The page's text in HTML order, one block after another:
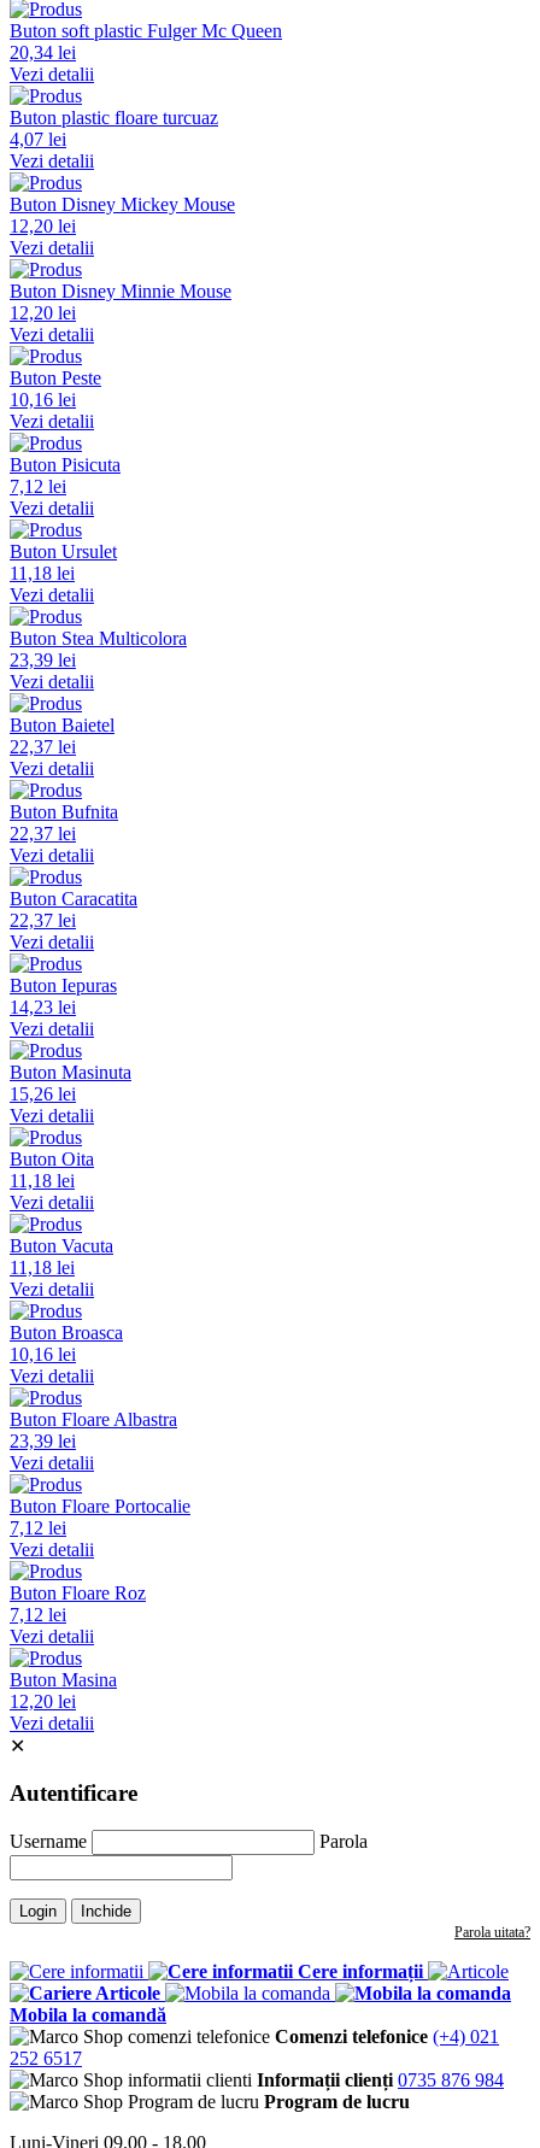
Buton soft plastic Fulger Mc Queen
20,34 lei
Vezi detalii
Buton plastic floare turcuaz
4,07 lei
Vezi detalii
Buton Disney Mickey Mouse
12,20 lei
Vezi detalii
Buton Disney Minnie Mouse
12,20 lei
Vezi detalii
Buton Peste
10,16 lei
Vezi detalii
Buton Pisicuta
7,12 lei
Vezi detalii
Buton Ursulet
11,18 lei
Vezi detalii
Buton Stea Multicolora
23,39 lei
Vezi detalii
Buton Baietel
22,37 lei
Vezi detalii
Buton Bufnita
22,37 lei
Vezi detalii
Buton Caracatita
22,37 lei
Vezi detalii
Buton Iepuras
14,23 lei
Vezi detalii
Buton Masinuta
15,26 lei
Vezi detalii
Buton Oita
11,18 lei
Vezi detalii
Buton Vacuta
11,18 lei
Vezi detalii
Buton Broasca
10,16 lei
Vezi detalii
Buton Floare Albastra
23,39 lei
Vezi detalii
Buton Floare Portocalie
7,12 lei
Vezi detalii
Buton Floare Roz
7,12 lei
Vezi detalii
Buton Masina
12,20 lei
Vezi detalii
✕
Autentificare
Username Parola
Login Inchide
Parola uitata?
Cere informații
Articole
Mobila la comandă
Comenzi telefonice (+4) 021
252 6517
Informații clienți 0735 876 984
Program de lucru
Luni-Vineri 09.00 - 18.00